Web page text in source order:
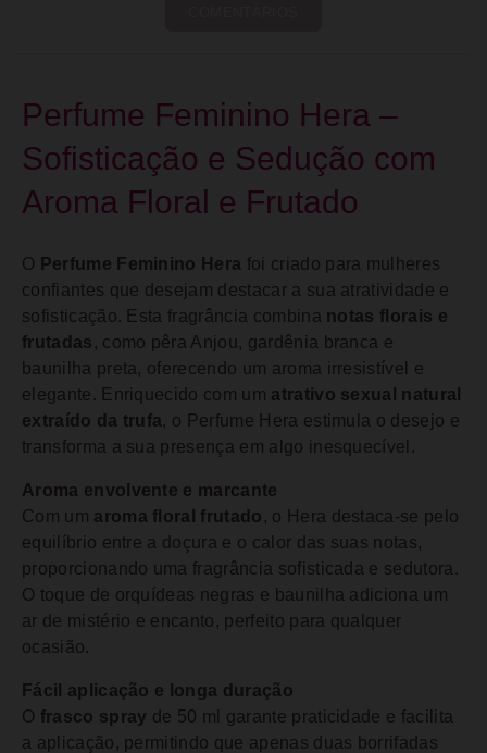
Perfume Feminino Hera –
Sofisticação e Sedução com
Aroma Floral e Frutado
O Perfume Feminino Hera foi criado para mulheres
confiantes que desejam destacar a sua atratividade e
sofisticação. Esta fragrância combina notas florais e
frutadas , como pêra Anjou, gardênia branca e
baunilha preta, oferecendo um aroma irresistível e
elegante. Enriquecido com um atrativo sexual natural
extraído da trufa, o Perfume Hera estimula o desejo e
transforma a sua presença em algo inesquecível.
Aroma envolvente e marcante
Com um aroma floral frutado , o Hera destaca-se pelo
equilíbrio entre a doçura e o calor das suas notas,
proporcionando uma fragrância sofisticada e sedutora.
O toque de orquídeas negras e baunilha adiciona um
ar de mistério e encanto, perfeito para qualquer
ocasião.
Fácil aplicação e longa duração
O frasco spray de 50 ml garante praticidade e facilita
a aplicação, permitindo que apenas duas borrifadas